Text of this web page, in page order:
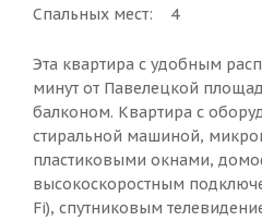
Спальных мест: 4
Эта квартира с удобным
минут от Павелецкой
балконом. Квартира с
стиральной машиной,
пластиковыми окнами,
высокоскоростным
Fi), спутниковым